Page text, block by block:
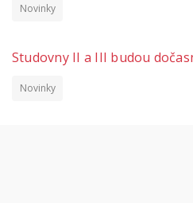
Novinky
Studovny II a III budou
Novinky